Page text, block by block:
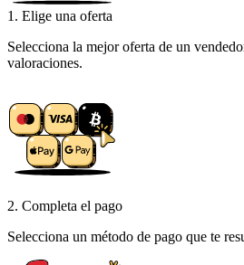
1. Elige una oferta
Selecciona la mejor oferta de un
valoraciones.
2. Completa el pago
Selecciona un método de pago que te